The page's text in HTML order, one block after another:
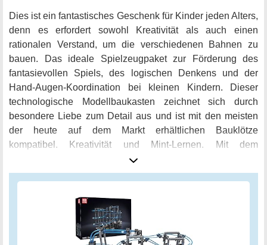
Dies ist ein fantastisches Geschenk für Kinder jeden Alters,
denn es erfordert sowohl Kreativität als auch einen
rationalen Verstand, um die verschiedenen Bahnen zu
bauen. Das ideale Spielzeugpaket zur Förderung des
fantasievollen Spiels, des logischen Denkens und der
Hand-Augen-Koordination bei kleinen Kindern. Dieser
technologische Modellbaukasten zeichnet sich durch
besondere Liebe zum Detail aus und ist mit den meisten
der heute auf dem Markt erhältlichen Bauklötze
kompatibel. Kreativität und Mint-Lernen. Mit dem
Technologie-Modellbaukasten können Sie an einer absolut
spannenden architektonischen Aktivität teilnehmen.